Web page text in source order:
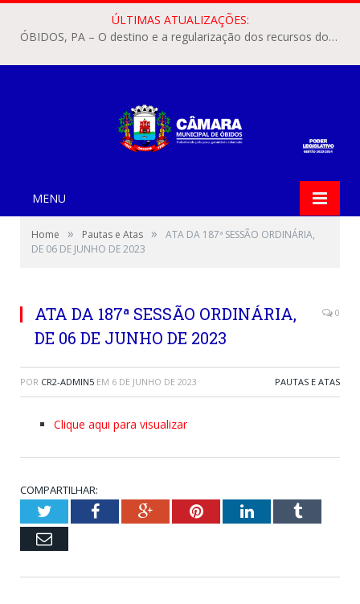
ÚLTIMAS ATUALIZAÇÕES:
ÓBIDOS, PA – O destino e a regularização dos recursos dos Precatórios do FUNDEF (Fundo de Manutenção e Desenvolvimento do Ensino Fundamental e de Valorização do Magistério) voltaram a pautar as discussões na Câmara Municipal de Óbidos.
MENU
Home » Pautas e Atas »
ATA DA 187ª SESSÃO ORDINÁRIA,
DE 06 DE JUNHO DE 2023
ATA DA 187ª SESSÃO ORDINÁRIA,
DE 06 DE JUNHO DE 2023
0
POR CR2-ADMIN5 EM 6 DE JUNHO DE 2023 PAUTAS E ATAS
Clique aqui para visualizar
COMPARTILHAR:
TwitterFacebookGoogle+PinterestLinkedInTumblr
Email